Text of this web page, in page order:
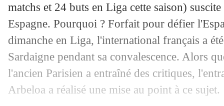
matchs et 24 buts en Liga cette saison)
Espagne. Pourquoi ? Forfait pour défier
dimanche en Liga, l'international français a
Sardaigne pendant sa convalescence. Alors
l'ancien Parisien a entraîné des critiques,
Arbeloa a réalisé une mise au point à ce sujet.
04/05 OM: départ à prévoir pour Abdelli ?
04/05 Villarreal: départ acté pour
04/05 Real: Mbappé au Clasico, Arbeloa
04/05 Lyon: Tolisso proche de battre son